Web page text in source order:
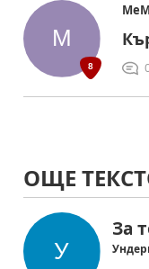
ОЩЕ
За